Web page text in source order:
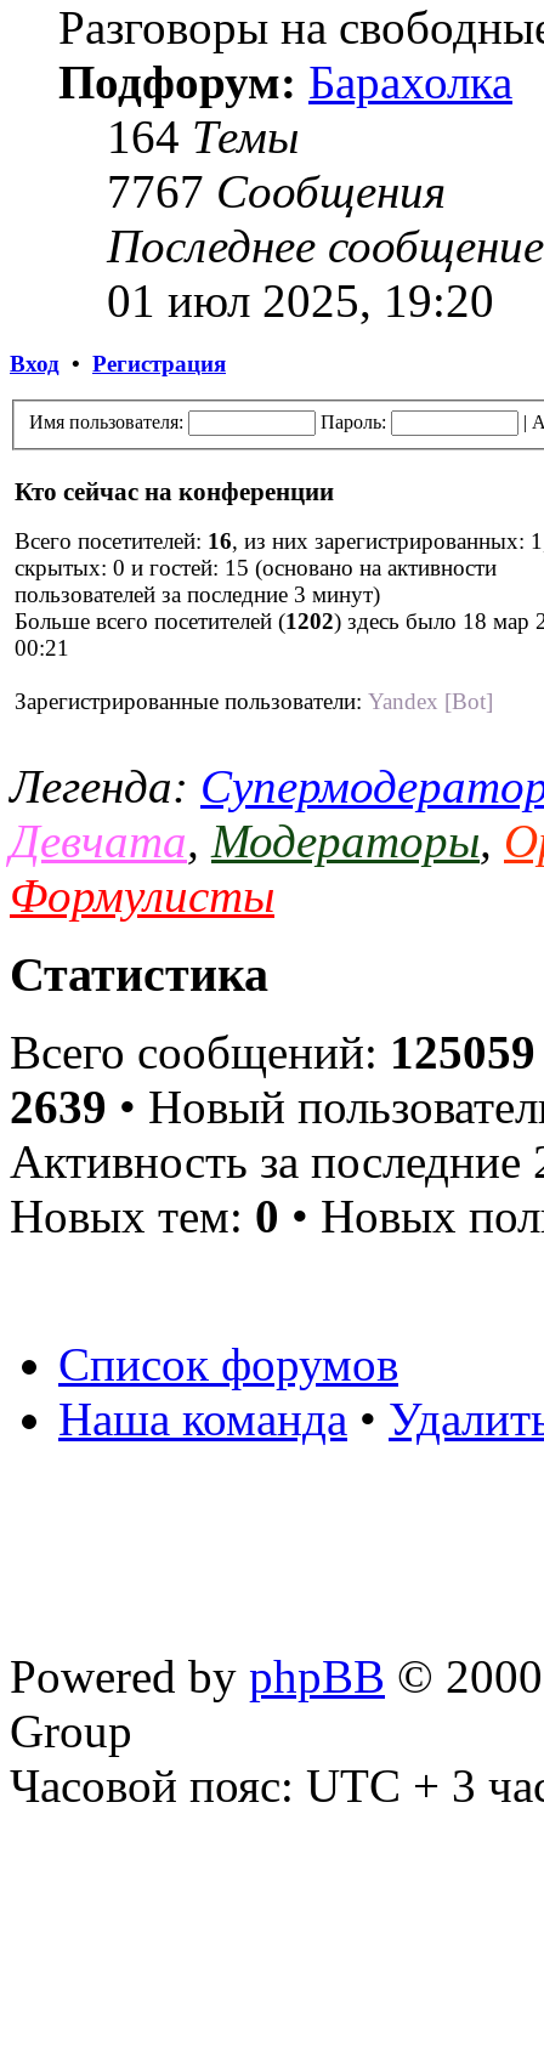
Разговоры на
Подфорум: Барахолка
164 Темы
7767 Сообщения
Последнее сообщение
01 июл 2025, 19:20
Вход • Регистрация
Имя пользователя: Пароль: |
Кто сейчас на конференции
Всего посетителей: 16, из них зарегистрированных:
скрытых: 0 и гостей: 15 (основано на активности
пользователей за последние 3 минут)
Больше всего посетителей (1202) здесь было 18 мар
00:21
Зарегистрированные пользователи: Yandex [Bot]
Легенда:
Девчата, Модераторы,
Формулисты
Статистика
Всего сообщений: 125059
2639 • Новый
Активность за
Новых тем: 0 • Новых
Список форумов
Наша команда •
Powered by phpBB ©
Group
Часовой пояс: UTC + 3